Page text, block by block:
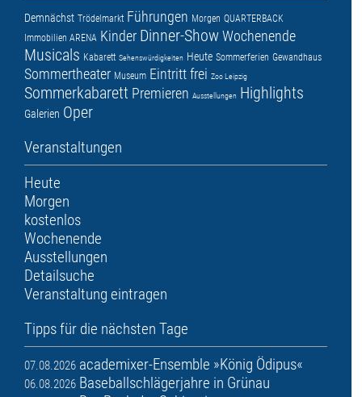
Demnächst Trödelmarkt Führungen Morgen QUARTERBACK
Immobilien ARENA Kinder Dinner-ShowWochenende
Musicals Kabarett Sehenswürdigkeiten Heute Sommerferien Gewandhaus
Sommertheater Museum Eintritt frei Zoo Leipzig
Sommerkabarett Premieren Ausstellungen Highlights
Galerien Oper
Veranstaltungen
Heute
Morgen
kostenlos
Wochenende
Ausstellungen
Detailsuche
Veranstaltung eintragen
Tipps für die nächsten Tage
07.08.2026 academixer-Ensemble »König Ödipus«
06.08.2026 Baseballschlägerjahre in Grünau